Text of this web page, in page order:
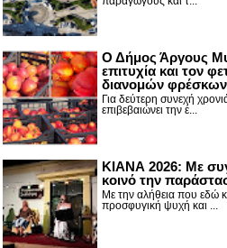
Ο Δήμος Άργους
επιτυχία και τον
διανομών
Για δεύτερη συνεχή
επιβεβαιώνει την έ...
ΚΙΑΝΑ 2026: Με
κοινό την
Με την αλήθεια που εδώ
προσφυγική ψυχή και ...